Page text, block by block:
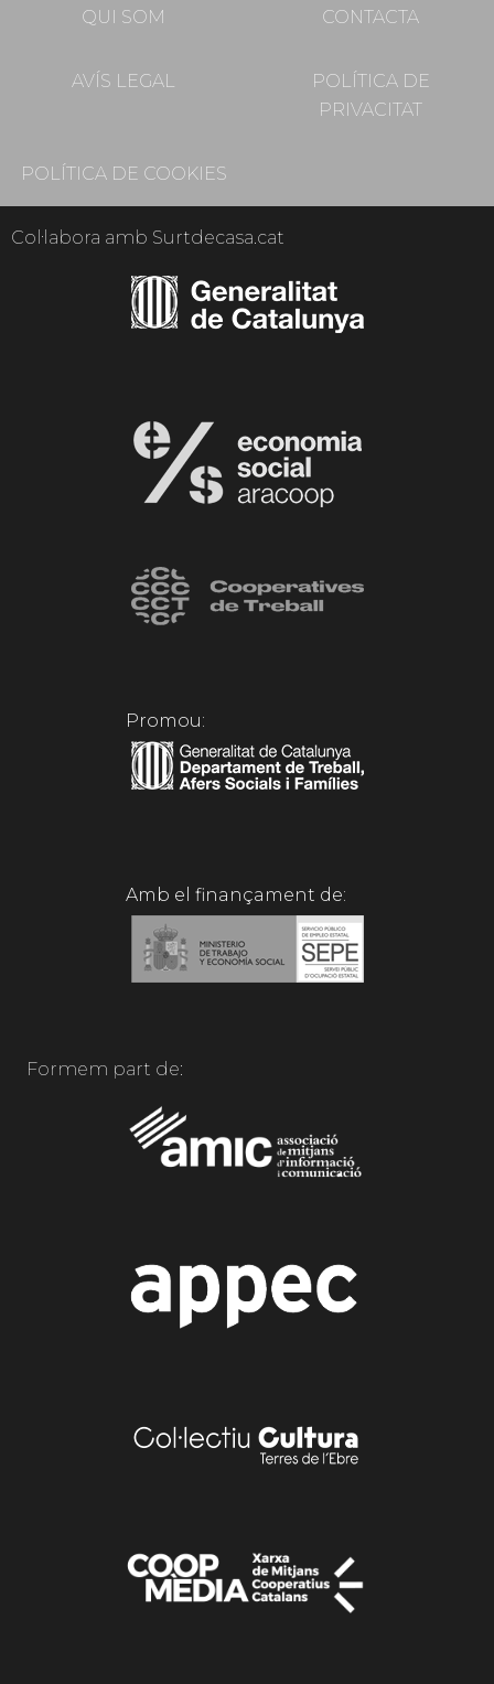
QUI SOM CONTACTA
AVÍS LEGAL
POLÍTICA DE
PRIVACITAT
POLÍTICA DE COOKIES
Col·labora amb Surtdecasa.cat
Promou:
Amb el finançament de:
Formem part de: